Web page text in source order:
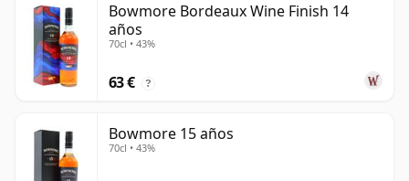
Bowmore Bordeaux Wine Finish 14
años
70cl • 43%
63 € ?
Bowmore 15 años
70cl • 43%